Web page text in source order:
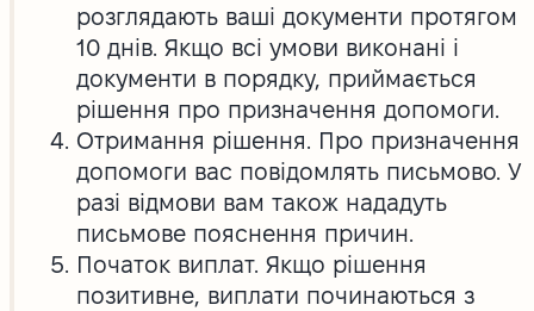
розглядають ваші документи протягом
10 днів. Якщо всі умови виконані і
документи в порядку, приймається
рішення про призначення допомоги.
Отримання рішення. Про призначення
допомоги вас повідомлять письмово. У
разі відмови вам також нададуть
письмове пояснення причин.
Початок виплат. Якщо рішення
позитивне, виплати починаються з